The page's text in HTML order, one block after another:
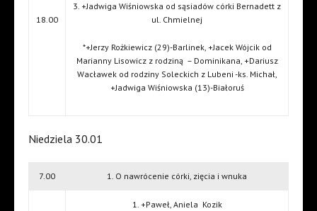
18.00
3. +Jadwiga Wiśniowska od sąsiadów córki Bernadett z
ul. Chmielnej
*+Jerzy Rożkiewicz (29)-Barlinek, +Jacek Wójcik od
Marianny Lisowicz z rodziną – Dominikana, +Dariusz
Wacławek od rodziny Soleckich z Lubeni -ks. Michał,
+Jadwiga Wiśniowska (13)-Białoruś
Niedziela 30.01
7.00 1. O nawrócenie córki, zięcia i wnuka
1. +Paweł, Aniela Kozik